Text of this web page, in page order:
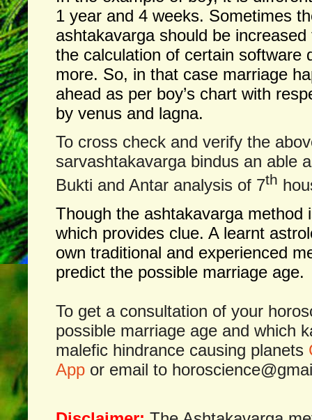
1 year and 4 weeks. Sometimes
ashtakavarga should be
the calculation of certain software
more. So, in that case marriage
ahead as per boy’s chart with
by venus and lagna.
To cross check and verify the
sarvashtakavarga bindus an able
Bukti and Antar analysis of 7th
Though the ashtakavarga method
which provides clue. A learnt
own traditional and experienced
predict the possible marriage age.
To get a consultation of your
possible marriage age and which
malefic hindrance causing planets
App or email to